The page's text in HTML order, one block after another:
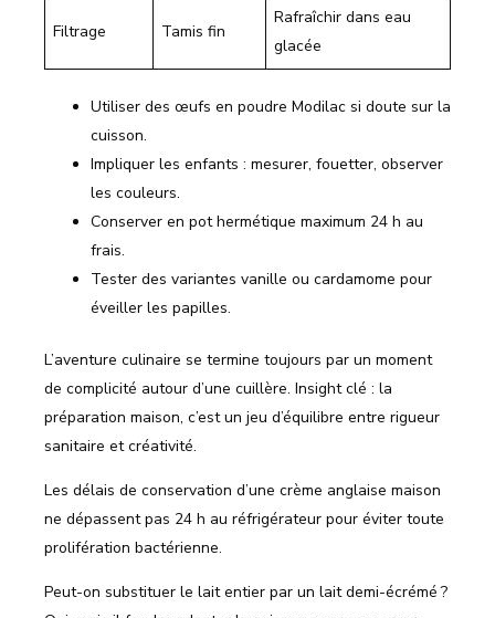
Filtrage Tamis fin
Rafraîchir dans eau
glacée
Utiliser des œufs en poudre Modilac si doute sur la
cuisson.
Impliquer les enfants : mesurer, fouetter, observer
les couleurs.
Conserver en pot hermétique maximum 24 h au
frais.
Tester des variantes vanille ou cardamome pour
éveiller les papilles.
L’aventure culinaire se termine toujours par un moment
de complicité autour d’une cuillère. Insight clé : la
préparation maison, c’est un jeu d’équilibre entre rigueur
sanitaire et créativité.
Les délais de conservation d’une crème anglaise maison
ne dépassent pas 24 h au réfrigérateur pour éviter toute
prolifération bactérienne.
Peut-on substituer le lait entier par un lait demi-écrémé ?